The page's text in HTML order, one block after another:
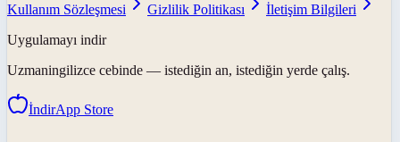
Kullanım Sözleşmesi
Gizlilik Politikası
İletişim Bilgileri
Uygulamayı indir
Uzmaningilizce cebinde — istediğin an, istediğin yerde çalış.
İndirApp Store